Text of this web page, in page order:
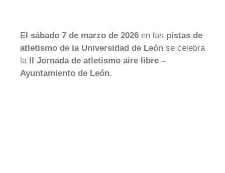
El sábado 7 de marzo de 2026 en las pistas de
atletismo de la Universidad de León se celebra
la II Jornada de atletismo aire libre –
Ayuntamiento de León.